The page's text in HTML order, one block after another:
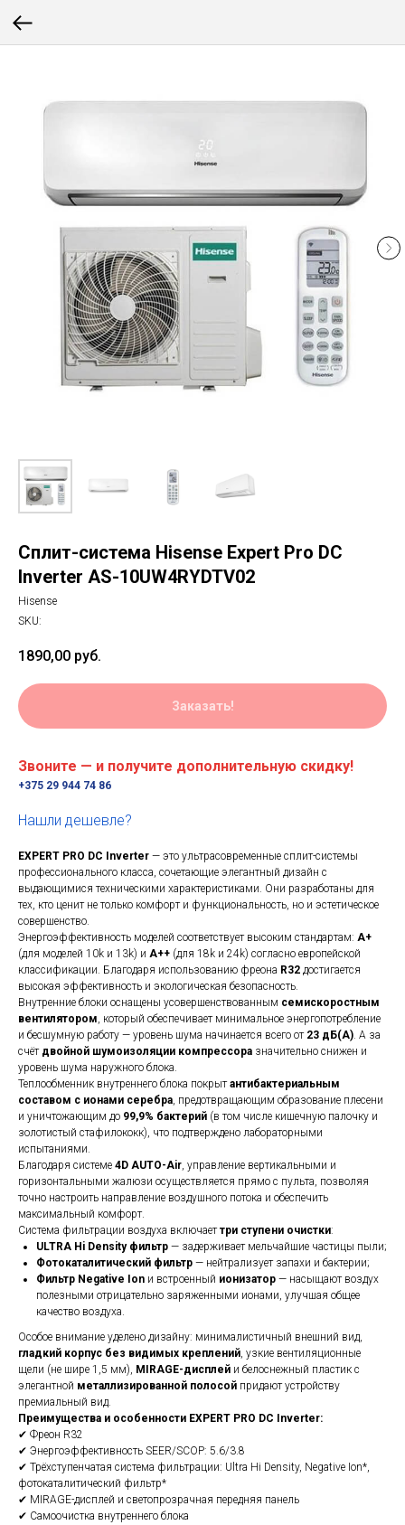
Сплит-система Hisense Expert Pro DC
Inverter AS-10UW4RYDTV02
Hisense
SKU:
1890,00 руб.
Заказать!
Звоните — и получите дополнительную скидку!
+375 29 944 74 86
Нашли дешевле?
EXPERT PRO DC Inverter — это ультрасовременные сплит-системы
профессионального класса, сочетающие элегантный дизайн с
выдающимися техническими характеристиками. Они разработаны для
тех, кто ценит не только комфорт и функциональность, но и эстетическое
совершенство.
Энергоэффективность моделей соответствует высоким стандартам: A+
(для моделей 10k и 13k) и A++ (для 18k и 24k) согласно европейской
классификации. Благодаря использованию фреона R32 достигается
высокая эффективность и экологическая безопасность.
Внутренние блоки оснащены усовершенствованным семискоростным
вентилятором, который обеспечивает минимальное энергопотребление
и бесшумную работу — уровень шума начинается всего от 23 дБ(А). А за
счёт двойной шумоизоляции компрессора значительно снижен и
уровень шума наружного блока.
Теплообменник внутреннего блока покрытантибактериальным
составом с ионами серебра, предотвращающим образование плесени
и уничтожающим до 99,9% бактерий (в том числе кишечную палочку и
золотистый стафилококк), что подтверждено лабораторными
испытаниями.
Благодаря системе 4D AUTO-Air, управление вертикальными и
горизонтальными жалюзи осуществляется прямо с пульта, позволяя
точно настроить направление воздушного потока и обеспечить
максимальный комфорт.
Система фильтрации воздуха включаеттри ступени очистки:
ULTRA Hi Density фильтр — задерживает мельчайшие частицы пыли;
Фотокаталитический фильтр — нейтрализует запахи и бактерии;
Фильтр Negative Ion и встроенный ионизатор — насыщают воздух
полезными отрицательно заряженными ионами, улучшая общее
качество воздуха.
Особое внимание уделено дизайну: минималистичный внешний вид,
гладкий корпус без видимых креплений, узкие вентиляционные
щели (не шире 1,5 мм), MIRAGE-дисплей и белоснежный пластик с
элегантной металлизированной полосой придают устройству
премиальный вид.
Преимущества и особенности EXPERT PRO DC Inverter:
✔ Фреон R32
✔ Энергоэффективность SEER/SCOP: 5.6/3.8
✔ Трёхступенчатая система фильтрации: Ultra Hi Density, Negative Ion*,
фотокаталитический фильтр*
✔ MIRAGE-дисплей и светопрозрачная передняя панель
✔ Самоочистка внутреннего блока